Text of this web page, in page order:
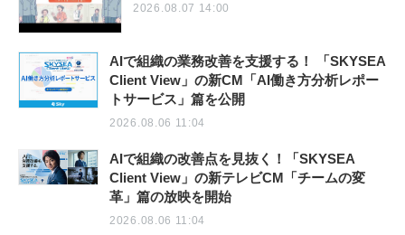
2026.08.07 14:00
AIで組織の業務改善を支援する！ 「SKYSEA
Client View」の新CM「AI働き方分析レポー
トサービス」篇を公開
2026.08.06 11:04
AIで組織の改善点を見抜く！「SKYSEA
Client View」の新テレビCM「チームの変
革」篇の放映を開始
2026.08.06 11:04